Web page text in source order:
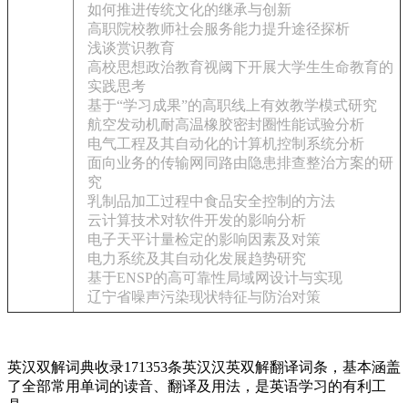
如何推进传统文化的继承与创新
高职院校教师社会服务能力提升途径探析
浅谈赏识教育
高校思想政治教育视阈下开展大学生生命教育的
实践思考
基于“学习成果”的高职线上有效教学模式研究
航空发动机耐高温橡胶密封圈性能试验分析
电气工程及其自动化的计算机控制系统分析
面向业务的传输网同路由隐患排查整治方案的研
究
乳制品加工过程中食品安全控制的方法
云计算技术对软件开发的影响分析
电子天平计量检定的影响因素及对策
电力系统及其自动化发展趋势研究
基于ENSP的高可靠性局域网设计与实现
辽宁省噪声污染现状特征与防治对策
英汉双解词典收录171353条英汉汉英双解翻译词条，基本涵盖
了全部常用单词的读音、翻译及用法，是英语学习的有利工